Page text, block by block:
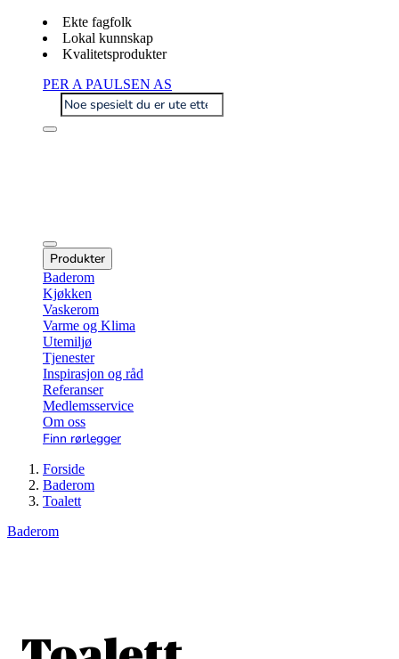
Ekte fagfolk
Lokal kunnskap
Kvalitetsprodukter
PER A PAULSEN AS
Produkter
Baderom
Kjøkken
Vaskerom
Varme og Klima
Utemiljø
Tjenester
Inspirasjon og råd
Referanser
Medlemsservice
Om oss
Finn rørlegger
Forside
Baderom
Toalett
Baderom